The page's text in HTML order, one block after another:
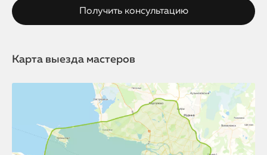
Карта выезда мастеров